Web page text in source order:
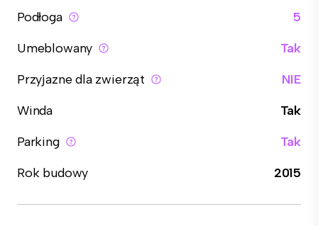
Podłoga
5
Umeblowany
Tak
Przyjazne dla zwierząt
NIE
Winda
Tak
Parking
Tak
Rok budowy
2015